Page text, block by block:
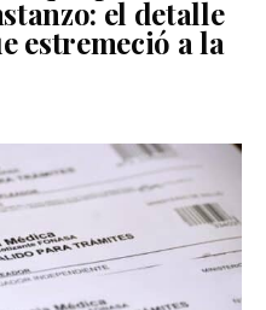
el detalle
estremeció a la